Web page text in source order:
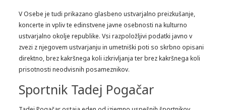
V Osebe je tudi prikazano glasbeno ustvarjalno preizkušanje,
koncerte in vpliv te edinstvene javne osebnosti na kulturno
ustvarjalno okolje republike. Vsi razpoložljivi podatki javno v
zvezi z njegovem ustvarjanju in umetniški poti so skrbno opisani
direktno, brez kakršnega koli izkrivljanja ter brez kakršnega koli
prisotnosti neodvisnih posameznikov.
Sportnik Tadej Pogačar